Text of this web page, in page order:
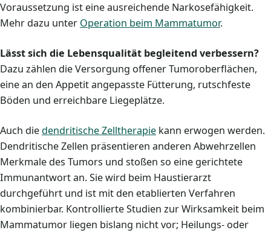
Voraussetzung ist eine ausreichende Narkosefähigkeit.
Mehr dazu unter Operation beim Mammatumor.
Lässt sich die Lebensqualität begleitend verbessern?
Dazu zählen die Versorgung offener Tumoroberflächen,
eine an den Appetit angepasste Fütterung, rutschfeste
Böden und erreichbare Liegeplätze.
Auch diedendritische Zelltherapie kann erwogen werden.
Dendritische Zellen präsentieren anderen Abwehrzellen
Merkmale des Tumors und stoßen so eine gerichtete
Immunantwort an. Sie wird beim Haustierarzt
durchgeführt und ist mit den etablierten Verfahren
kombinierbar. Kontrollierte Studien zur Wirksamkeit beim
Mammatumor liegen bislang nicht vor; Heilungs- oder